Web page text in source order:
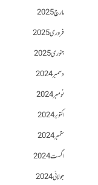
مارچ 2025
فروری 2025
جنوری 2025
دسمبر 2024
نومبر 2024
اکتوبر 2024
ستمبر 2024
اگست 2024
جولائی 2024